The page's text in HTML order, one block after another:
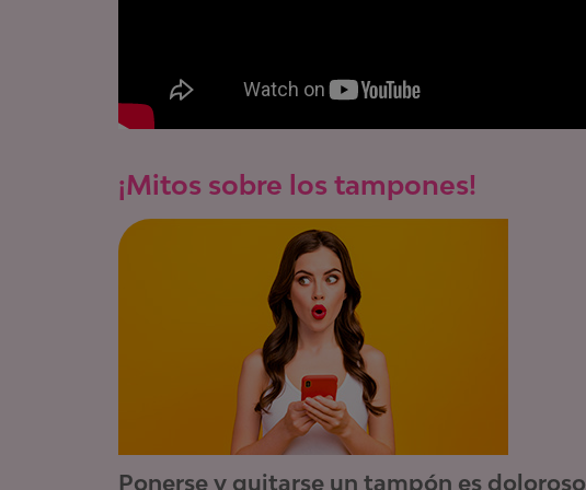
¡Mitos sobre los tampones!
Ponerse y quitarse un tampón es doloroso